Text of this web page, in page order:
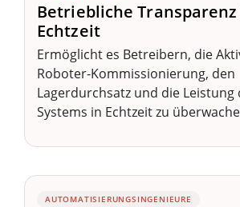
Betriebliche
Echtzeit
Ermöglicht es Betreibern, die
Roboter-Kommissionierung, den
Lagerdurchsatz und die Leistung
Systems in Echtzeit zu
AUTOMATISIERUNGSINGENIEURE